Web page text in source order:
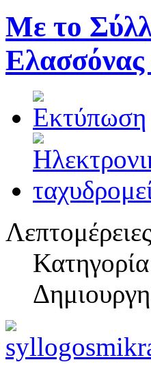
Με το
Ελασσόνας
Λεπτομέρειες